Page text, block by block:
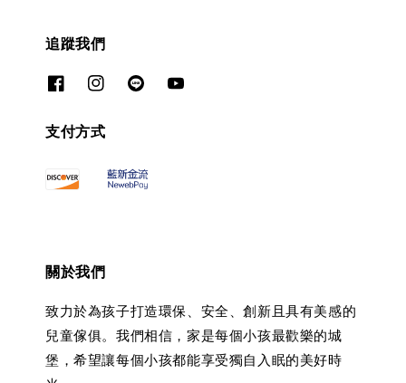
追蹤我們
支付方式
關於我們
致力於為孩子打造環保、安全、創新且具有美感的
兒童傢俱。我們相信，家是每個小孩最歡樂的城
堡，希望讓每個小孩都能享受獨自入眠的美好時